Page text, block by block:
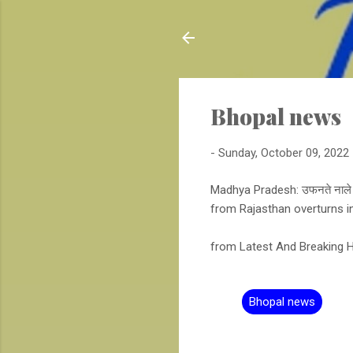
Bhopal news
- Sunday, October 09, 2022
Madhya Pradesh: उफनते नाले
from Rajasthan overturns
from Latest And Breaking
Bhopal news